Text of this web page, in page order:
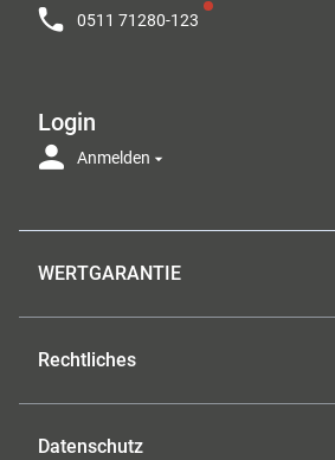
0511 71280-123
Login
Anmelden
WERTGARANTIE
Rechtliches
Datenschutz